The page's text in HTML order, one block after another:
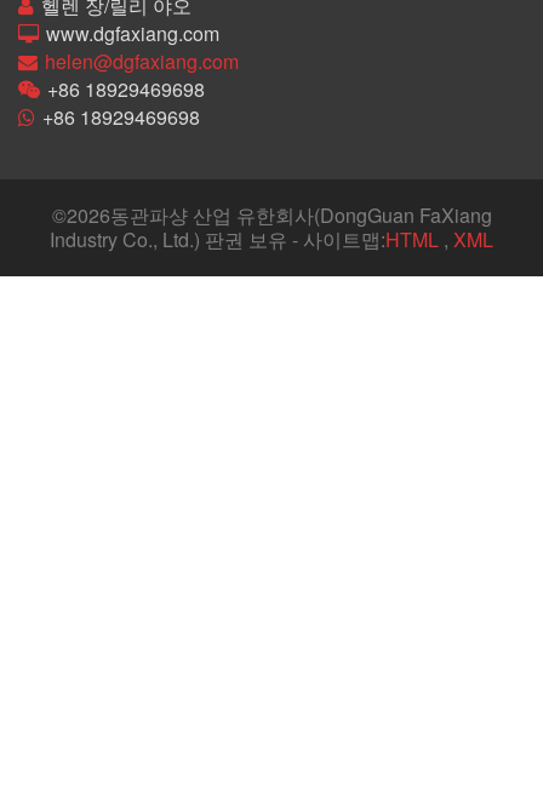
www.dgfaxiang.com
helen@dgfaxiang.com
+86 18929469698
+86 18929469698
©2026동관파샹 산업 유한회사(DongGuan FaXiang
Industry Co., Ltd.) 판권 보유 - 사이트맵:HTML , XML